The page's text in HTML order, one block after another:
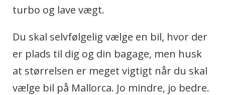
turbo og lave vægt.
Du skal selvfølgelig vælge en bil, hvor der
er plads til dig og din bagage, men husk
at størrelsen er meget vigtigt når du skal
vælge bil på Mallorca. Jo mindre, jo bedre.